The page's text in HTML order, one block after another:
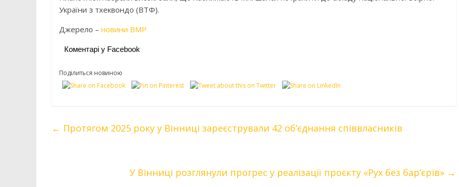
України з тхеквондо (ВТФ).
Джерело – новини ВМР
Коментарі у Facebook
Поділиться новиною
← Протягом 2025 року у Вінниці зареєстрували 42 об’єднання співвласників
У Вінниці розглянули прогрес у реалізації проєкту «Рух без бар’єрів» →